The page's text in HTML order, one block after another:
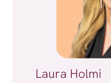
Laura Holmi